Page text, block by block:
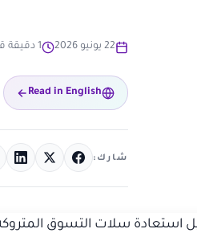
22 يونيو 2026 1 دقيقة قراءة
Read in English
شارك: